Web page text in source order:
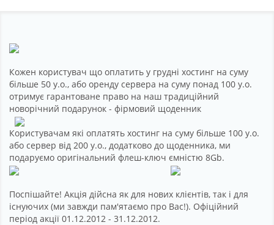
Кожен користувач що оплатить у грудні хостинг на суму
більше 50 у.о., або оренду сервера на суму понад 100 у.о.
отримує гарантоване право на наш традиційний
новорічний подарунок - фірмовий щоденник
Користувачам які оплатять хостинг на суму більше 100 у.о.
або сервер від 200 у.о., додатково до щоденника, ми
подаруємо оригінальний флеш-ключ ємністю 8Gb.
Поспішайте! Акція дійсна як для нових клієнтів, так і для
існуючих (ми завжди пам'ятаємо про Вас!). Офіційний
період акції 01.12.2012 - 31.12.2012.